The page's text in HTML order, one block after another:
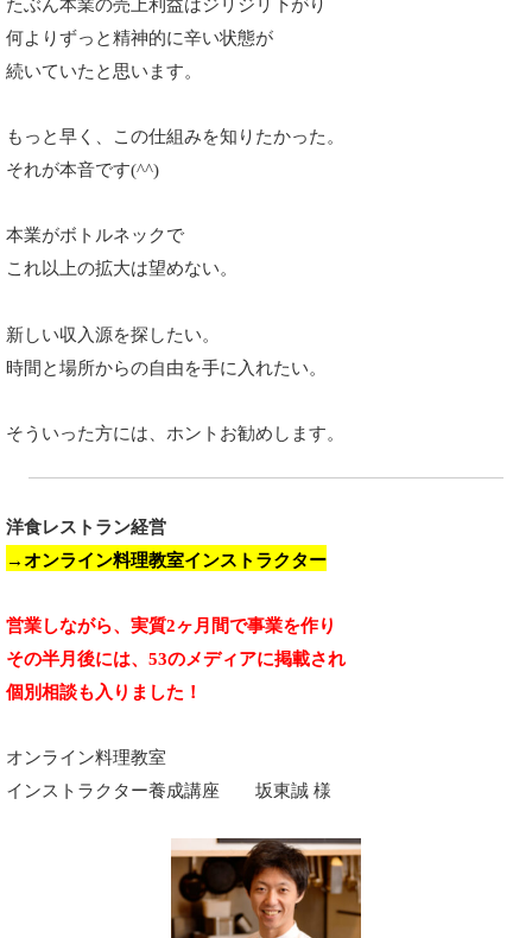
何よりずっと精神的に辛い状態が
続いていたと思います。
もっと早く、この仕組みを知りたかった。
それが本音です(^^)
本業がボトルネックで
これ以上の拡大は望めない。
新しい収入源を探したい。
時間と場所からの自由を手に入れたい。
そういった方には、ホントお勧めします。
洋食レストラン経営
→オンライン料理教室インストラクター
営業しながら、実質2ヶ月間で事業を作り
その半月後には、 53のメディアに掲載され
個別相談も入りました！
オンライン料理教室
インストラクター養成講座 坂東誠 様